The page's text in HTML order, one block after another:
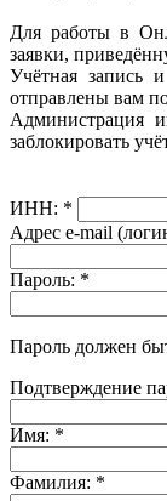
Для работы в
заявки,
Учётная запись
отправлены вам
Администрация
заблокировать
ИНН: *
Адрес e-mail
Пароль: *
Пароль должен
Подтверждение
Имя: *
Фамилия: *